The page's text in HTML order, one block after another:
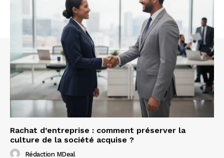
Rachat d’entreprise : comment préserver la
culture de la société acquise ?
Rédaction MDeal